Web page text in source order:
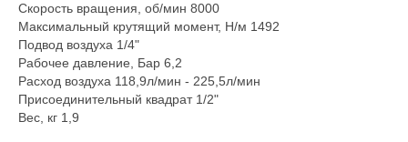
Скорость вращения, об/мин 8000
Максимальный крутящий момент, Н/м 1492
Подвод воздуха 1/4"
Рабочее давление, Бар 6,2
Расход воздуха 118,9л/мин - 225,5л/мин
Присоединительный квадрат 1/2"
Вес, кг 1,9